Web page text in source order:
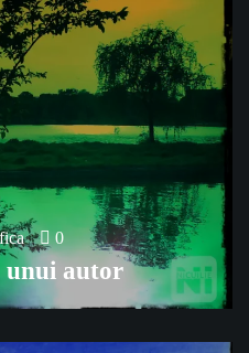
0
unui autor